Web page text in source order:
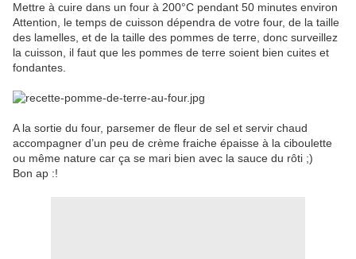
Mettre à cuire dans un four à 200°C pendant 50 minutes environ
Attention, le temps de cuisson dépendra de votre four, de la taille
des lamelles, et de la taille des pommes de terre, donc surveillez
la cuisson, il faut que les pommes de terre soient bien cuites et
fondantes.
A la sortie du four, parsemer de fleur de sel et servir chaud
accompagner d’un peu de crème fraiche épaisse à la ciboulette
ou même nature car ça se mari bien avec la sauce du rôti ;)
Bon ap :!